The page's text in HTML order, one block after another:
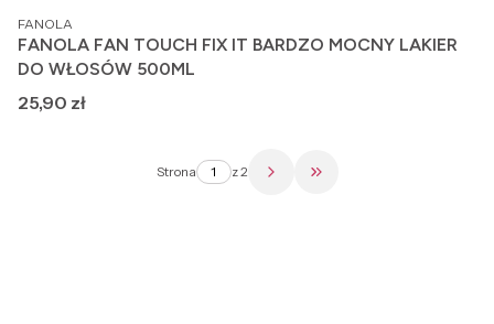
PRODUCENT
FANOLA
FANOLA FAN TOUCH FIX IT BARDZO MOCNY LAKIER
DO WŁOSÓW 500ML
Cena
25,90 zł
Strona z 2 Przejdź do ostatniej